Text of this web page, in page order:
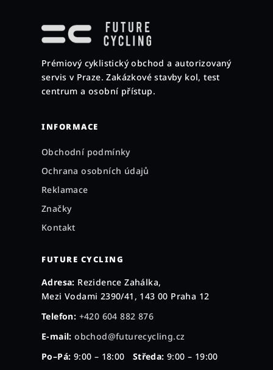
Prémiový cyklistický obchod a autorizovaný
servis v Praze. Zakázkové stavby kol, test
centrum a osobní přístup.
INFORMACE
Obchodní podmínky
Ochrana osobních údajů
Reklamace
Značky
Kontakt
FUTURE CYCLING
Adresa: Rezidence Zahálka,
Mezi Vodami 2390/41, 143 00 Praha 12
Telefon: +420 604 882 876
E-mail: obchod@futurecycling.cz
Po–Pá: 9:00 – 18:00 Středa: 9:00 – 19:00